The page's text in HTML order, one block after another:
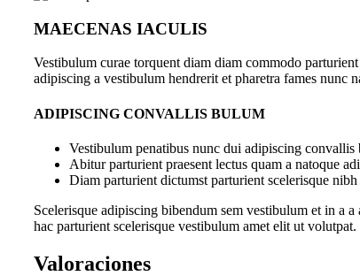
MAECENAS IACULIS
Vestibulum curae torquent diam diam commodo
adipiscing a vestibulum hendrerit et pharetra fames nunc
ADIPISCING CONVALLIS BULUM
Vestibulum penatibus nunc dui adipiscing convallis
Abitur parturient praesent lectus quam a natoque
Diam parturient dictumst parturient scelerisque nibh
Scelerisque adipiscing bibendum sem vestibulum et in a
hac parturient scelerisque vestibulum amet elit ut volutpat.
Valoraciones